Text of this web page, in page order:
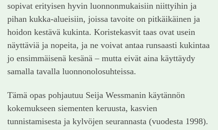
sopivat erityisen hyvin luonnonmukaisiin niittyihin ja
pihan kukka-alueisiin, joissa tavoite on pitkäikäinen ja
hoidon kestävä kukinta. Koristekasvit taas ovat usein
näyttäviä ja nopeita, ja ne voivat antaa runsaasti kukintaa
jo ensimmäisenä kesänä – mutta eivät aina käyttäydy
samalla tavalla luonnonolosuhteissa.
Tämä opas pohjautuu Seija Wessmanin käytännön
kokemukseen siementen keruusta, kasvien
tunnistamisesta ja kylvöjen seurannasta (vuodesta 1998).